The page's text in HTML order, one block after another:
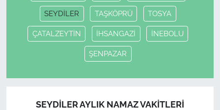
SEYDİLER TAŞKÖPRÜ TOSYA
ÇATALZEYTİN İHSANGAZİ İNEBOLU
ŞENPAZAR
SEYDİLER AYLIK NAMAZ VAKITLERI